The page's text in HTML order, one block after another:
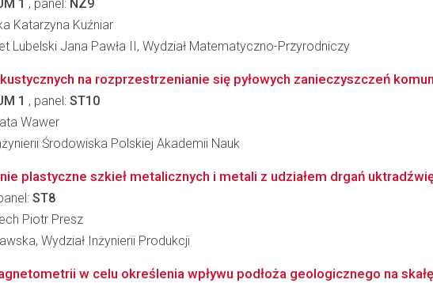
1 , panel: NZ9
Katarzyna Kuźniar
Lubelski Jana Pawła II, Wydział Matematyczno-Przyrodniczy
na rozprzestrzenianie się pyłowych zanieczyszczeń
1 , panel: ST10
Wawer
Środowiska Polskiej Akademii Nauk
plastyczne szkieł metalicznych i metali z udziałem drgań
ST8
Piotr Presz
Wydział Inżynierii Produkcji
w celu określenia wpływu podłoża geologicznego na